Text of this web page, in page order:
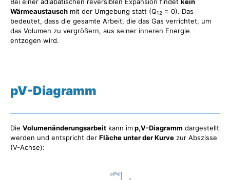
Wärmeaustausch mit der Umgebung statt (Q12 = 0). Das
bedeutet, dass die gesamte Arbeit, die das Gas verrichtet, um
das Volumen zu vergrößern, aus seiner inneren Energie
entzogen wird.
pV-Diagramm
Die Volumenänderungsarbeit kann imp,V-Diagramm dargestellt
werden und entspricht der Fläche unter der Kurve zur Abszisse
(V-Achse):